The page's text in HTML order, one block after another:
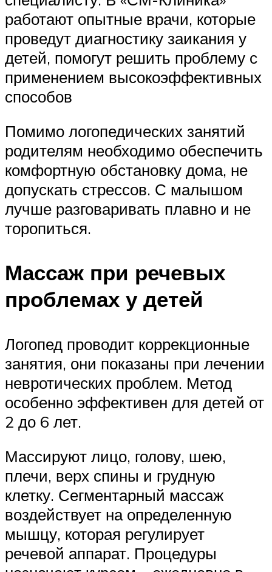
работают опытные врачи, которые
проведут диагностику заикания у
детей, помогут решить проблему с
применением высокоэффективных
способов
Помимо логопедических занятий
родителям необходимо обеспечить
комфортную обстановку дома, не
допускать стрессов. С малышом
лучше разговаривать плавно и не
торопиться.
Массаж при речевых
проблемах у детей
Логопед проводит коррекционные
занятия, они показаны при лечении
невротических проблем. Метод
особенно эффективен для детей от
2 до 6 лет.
Массируют лицо, голову, шею,
плечи, верх спины и грудную
клетку. Сегментарный массаж
воздействует на определенную
мышцу, которая регулирует
речевой аппарат. Процедуры